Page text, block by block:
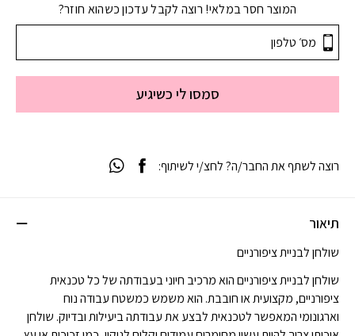
המוצר חסר במלאי! רוצה לקבל עדכון כשהוא חוזר?
סמסו לי כשיגיע
תיאור
שולחן לבניית ציפורניים
שולחן לבניית ציפורניים הוא מרכיב חיוני בעבודתה של כל טכנאית
ציפורניים, מקצועית או חובבת. הוא משמש כמשטח עבודה נוח
וארגונומי המאפשר לטכנאית לבצע את עבודתה ביעילות ובדיוק. שולחן
רוצה לשתף את החבר/ה? לחצ/י לשיתוף: